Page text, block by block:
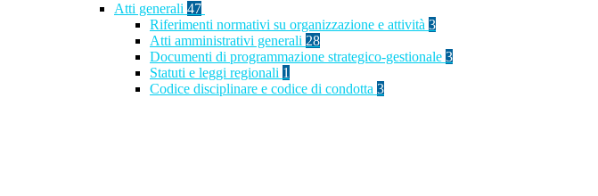
Atti generali 47
Riferimenti normativi su organizzazione e attività 3
Atti amministrativi generali 28
Documenti di programmazione strategico-gestionale 3
Statuti e leggi regionali 1
Codice disciplinare e codice di condotta 3